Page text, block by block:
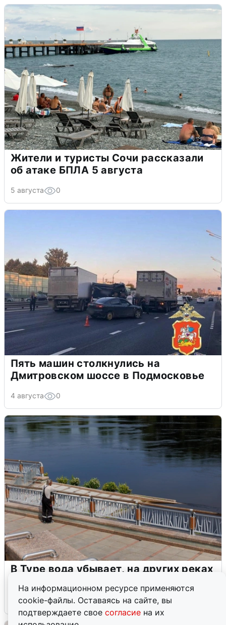
На информационном ресурсе применяются
cookie-файлы. Оставаясь на сайте, вы
подтверждаете свое согласие на их
Жители и туристы Сочи рассказали
об атаке БПЛА 5 августа
5 августа 0
Пять машин столкнулись на
Дмитровском шоссе в Подмосковье
4 августа 0
В Туре вода убывает, на других реках
4 августа 0